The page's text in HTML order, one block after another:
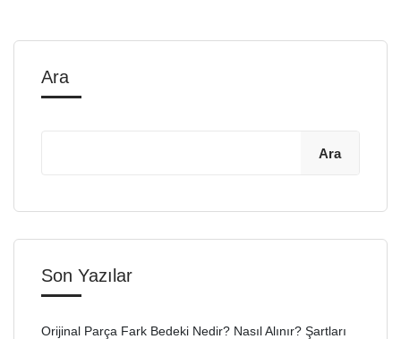
Ara
Ara
Son Yazılar
Orijinal Parça Fark Bedeki Nedir? Nasıl Alınır? Şartları